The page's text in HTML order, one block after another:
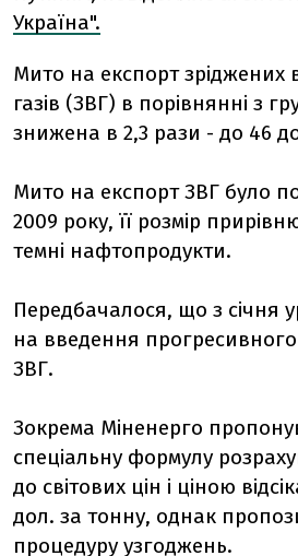
Україна".
Мито на експорт зріджених
газів (ЗВГ) в порівнянні з
знижена в 2,3 рази - до 46
Мито на експорт ЗВГ було
2009 року, її розмір
темні нафтопродукти.
Передбачалося, що з січня
на введення
ЗВГ.
Зокрема Міненерго
спеціальну формулу
до світових цін і ціною
дол. за тонну, однак
процедуру узгоджень.